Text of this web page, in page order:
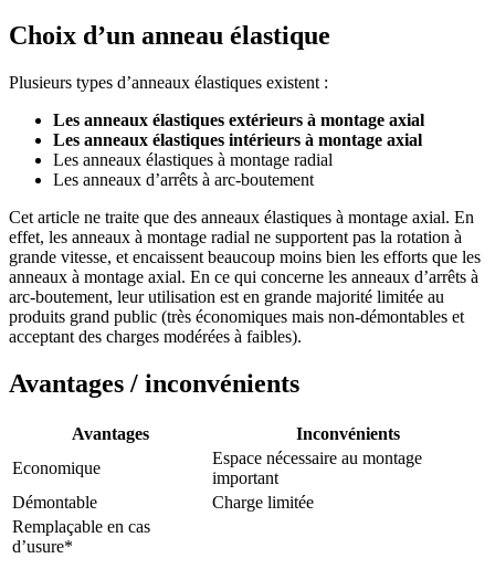
Choix d’un anneau élastique
Plusieurs types d’anneaux élastiques existent :
Les anneaux élastiques extérieurs à montage axial
Les anneaux élastiques intérieurs à montage axial
Les anneaux élastiques à montage radial
Les anneaux d’arrêts à arc-boutement
Cet article ne traite que des anneaux élastiques à montage axial. En
effet, les anneaux à montage radial ne supportent pas la rotation à
grande vitesse, et encaissent beaucoup moins bien les efforts que les
anneaux à montage axial. En ce qui concerne les anneaux d’arrêts à
arc-boutement, leur utilisation est en grande majorité limitée au
produits grand public (très économiques mais non-démontables et
acceptant des charges modérées à faibles).
Avantages / inconvénients
Avantages
Inconvénients
Economique
Espace nécessaire au montage
important
Démontable
Charge limitée
Remplaçable en cas
d’usure*